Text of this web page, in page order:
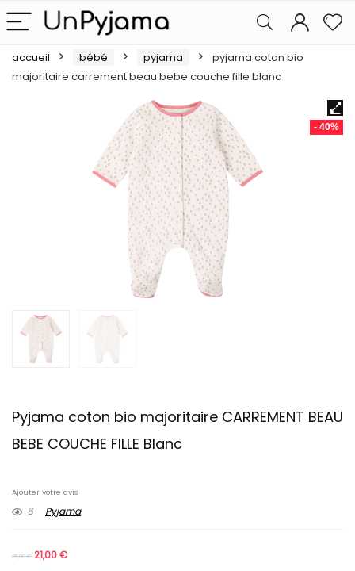
accueil bébé pyjama
pyjama coton bio
majoritaire carrement beau bebe couche fille blanc
- 40%
Pyjama coton bio majoritaire CARREMENT BEAU
BEBE COUCHE FILLE Blanc
Ajouter votre avis
6 Pyjama
35,00€ 21,00€